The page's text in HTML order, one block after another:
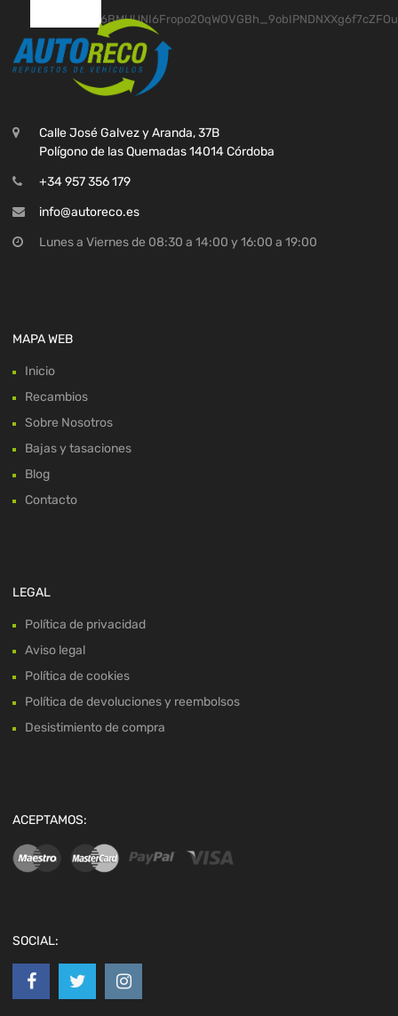
Calle José Galvez y Aranda, 37B
Polígono de las Quemadas 14014 Córdoba
+34 957 356 179
info@autoreco.es
Lunes a Viernes de 08:30 a 14:00 y 16:00 a 19:00
MAPA WEB
Inicio
Recambios
Sobre Nosotros
Bajas y tasaciones
Blog
Contacto
LEGAL
Política de privacidad
Aviso legal
Política de cookies
Política de devoluciones y reembolsos
Desistimiento de compra
ACEPTAMOS:
SOCIAL: